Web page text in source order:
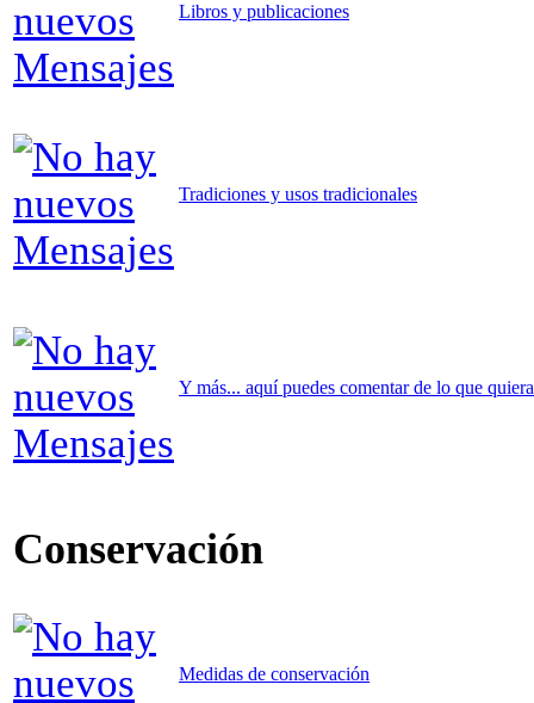
Libros y publicaciones
Tradiciones y usos tradicionales
Y más... aquí puedes comentar de lo que
Conservación
Medidas de conservación